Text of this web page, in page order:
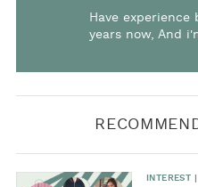
Have
years now, And
INTEREST